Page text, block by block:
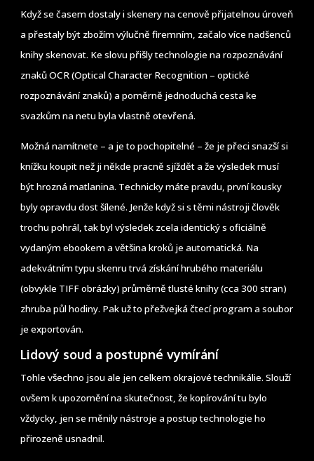
Když se časem dostaly i skenery na cenově přijatelnou úroveň
a přestaly být zbožím výlučně firemním, začalo více nadšenců
knihy skenovat. Ke slovu přišly technologie na rozpoznávání
znaků OCR (Optical Character Recognition – optické
rozpoznávání znaků) a poměrně jednoduchá cesta ke
svazkům na netu byla vlastně otevřená.
Možná namítnete – a je to pochopitelné – že je přeci snazší si
knížku koupit než ji někde pracně sjíždět a že výsledek musí
být hrozná matlanina. Technicky máte pravdu, první kousky
byly opravdu dost šílené. Jenže když si s těmi nástroji člověk
trochu pohrál, tak byl výsledek zcela identický s oficiálně
vydaným ebookem a většina kroků je automatická. Na
adekvátním typu skenru trvá získání hrubého materiálu
(obvykle TIFF obrázky) průměrně tlusté knihy (cca 300 stran)
zhruba půl hodiny. Pak už to přežvejká čtecí program a soubor
je exportován.
Lidový soud a postupné vymírání
Tohle všechno jsou ale jen celkem okrajové technikálie. Slouží
ovšem k upozornění na skutečnost, že kopírování tu bylo
vždycky, jen se měnily nástroje a postup technologie ho
přirozeně usnadnil.